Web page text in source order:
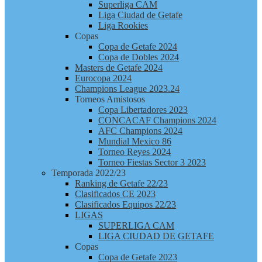
Superliga CAM
Liga Ciudad de Getafe
Liga Rookies
Copas
Copa de Getafe 2024
Copa de Dobles 2024
Masters de Getafe 2024
Eurocopa 2024
Champions League 2023.24
Torneos Amistosos
Copa Libertadores 2023
CONCACAF Champions 2024
AFC Champions 2024
Mundial Mexico 86
Torneo Reyes 2024
Torneo Fiestas Sector 3 2023
Temporada 2022/23
Ranking de Getafe 22/23
Clasificados CE 2023
Clasificados Equipos 22/23
LIGAS
SUPERLIGA CAM
LIGA CIUDAD DE GETAFE
Copas
Copa de Getafe 2023